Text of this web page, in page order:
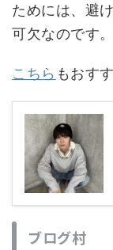
ためには、避
可欠なのです。
こちら もおす
ブログ村